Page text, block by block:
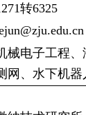
转6325
械电子工程、
网、水下机